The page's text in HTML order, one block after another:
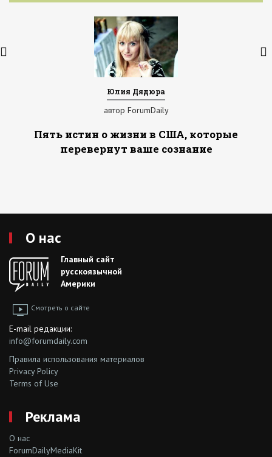
Юлия Дядюра
автор ForumDaily
Пять истин о жизни в США, которые
перевернут ваше сознание
О нас
Главный сайт
русскоязычной
Америки
Смотреть о сайте
E-mail редакции:
info@forumdaily.com
Правила использования материалов
Privacy Policy
Terms of Use
Реклама
О нас
ForumDailyMediaKit